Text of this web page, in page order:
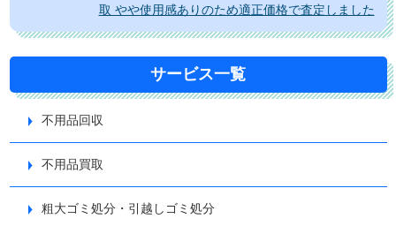
ョ
ン
取 やや使用感ありのため適正価格で査定しました
サービス一覧
不用品回収
不用品買取
粗大ゴミ処分・引越しゴミ処分